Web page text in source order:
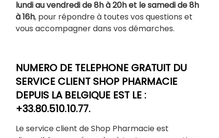
lundi au vendredi de 8h à 20h et le samedi de 8h
à 16h, pour répondre à toutes vos questions et
vous accompagner dans vos démarches.
NUMERO DE TELEPHONE GRATUIT DU
SERVICE CLIENT SHOP PHARMACIE
DEPUIS LA BELGIQUE EST LE :
+33.80.510.10.77.
Le service client de Shop Pharmacie est